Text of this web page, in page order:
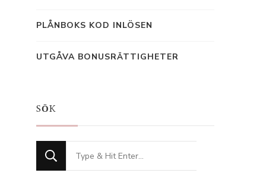
PLÅNBOKS KOD INLÖSEN
UTGÅVA BONUSRÄTTIGHETER
SÖK
Looking
for